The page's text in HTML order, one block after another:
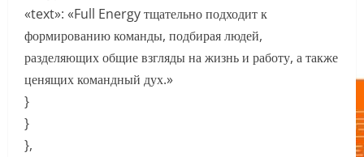
«text»: «Full Energy тщательно подходит к
формированию команды, подбирая людей,
разделяющих общие взгляды на жизнь и работу, а также
ценящих командный дух.»
}
}
},